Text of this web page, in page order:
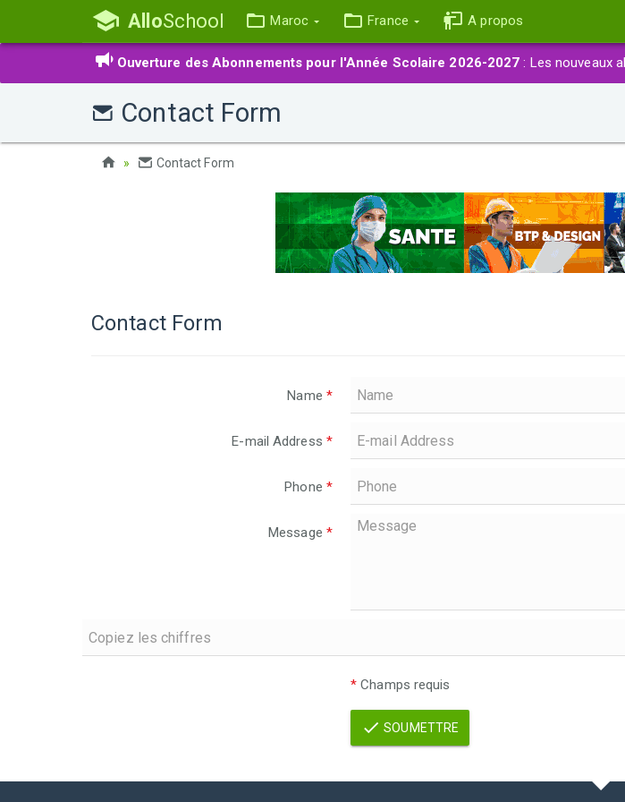
AlloSchool Maroc France A propos
Ouverture des Abonnements pour l'Année Scolaire 2026-2027 : Les nouveaux
Contact Form
Contact Form
Contact Form
Name *
E-mail Address *
Phone *
Message *
* Champs requis
SOUMETTRE